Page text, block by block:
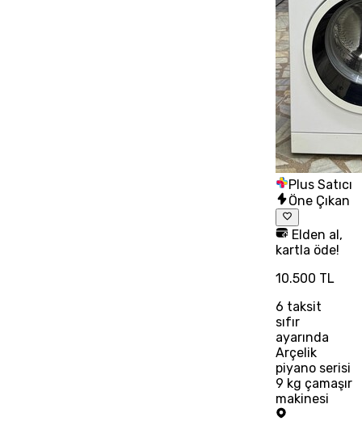
Plus Satıcı
Öne Çıkan
Elden al,
kartla öde!
10.500 TL
6 taksit
sıfır
ayarında
Arçelik
piyano serisi
9 kg çamaşır
makinesi